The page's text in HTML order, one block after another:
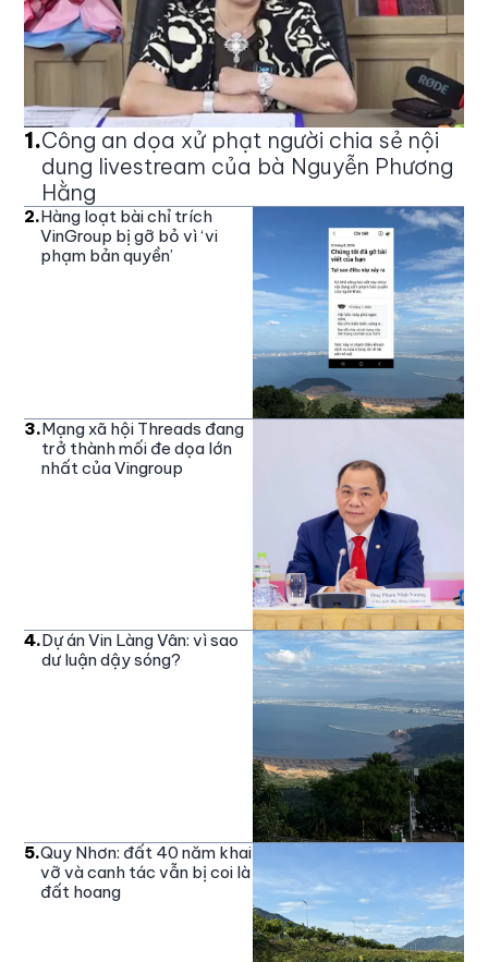
1.Công an dọa xử phạt người chia sẻ nội
dung livestream của bà Nguyễn Phương
Hằng
2.Hàng loạt bài chỉ trích
VinGroup bị gỡ bỏ vì ‘vi
phạm bản quyền’
3.Mạng xã hội Threads đang
trở thành mối đe dọa lớn
nhất của Vingroup
4.Dự án Vin Làng Vân: vì sao
dư luận dậy sóng?
5.Quy Nhơn: đất 40 năm khai
vỡ và canh tác vẫn bị coi là
đất hoang